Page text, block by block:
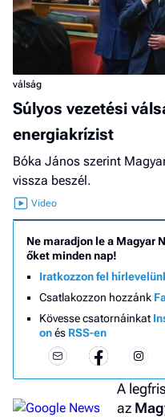
válság
Súlyos vezetési
energiakrízist
Bóka János szerint
vissza beszél.
Ne maradjon le a Magyar
őket minden nap!
Iratkozzon fel
Csatlakozzon hozzánk
Kövesse csatornáinkat
onés RSS-en
A
az